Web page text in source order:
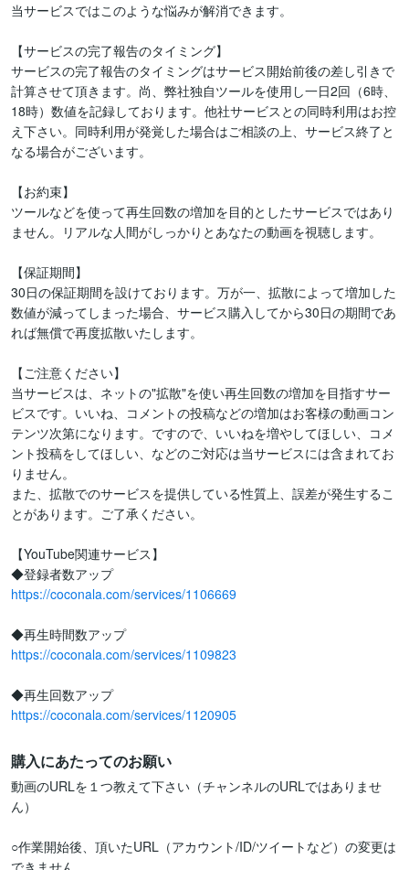
当サービスではこのような悩みが解消できます。
【サービスの完了報告のタイミング】
サービスの完了報告のタイミングはサービス開始前後の差し引きで
計算させて頂きます。尚、弊社独自ツールを使用し一日2回（6時、
18時）数値を記録しております。他社サービスとの同時利用はお控
え下さい。同時利用が発覚した場合はご相談の上、サービス終了と
なる場合がございます。
【お約束】
ツールなどを使って再生回数の増加を目的としたサービスではあり
ません。リアルな人間がしっかりとあなたの動画を視聴します。
【保証期間】
30日の保証期間を設けております。万が一、拡散によって増加した
数値が減ってしまった場合、サービス購入してから30日の期間であ
れば無償で再度拡散いたします。
【ご注意ください】
当サービスは、ネットの"拡散"を使い再生回数の増加を目指すサー
ビスです。いいね、コメントの投稿などの増加はお客様の動画コン
テンツ次第になります。ですので、いいねを増やしてほしい、コメ
ント投稿をしてほしい、などのご対応は当サービスには含まれてお
りません。
また、拡散でのサービスを提供している性質上、誤差が発生するこ
とがあります。ご了承ください。
【YouTube関連サービス】
https://coconala.com/services/1106669
https://coconala.com/services/1109823
https://coconala.com/services/1120905
購入にあたってのお願い
動画のURLを１つ教えて下さい（チャンネルのURLではありませ
ん）
○作業開始後、頂いたURL（アカウント/ID/ツイートなど）の変更は